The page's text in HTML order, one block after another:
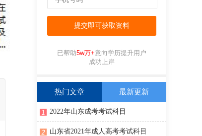
已帮助5w万+意向学历提升用户
成功上岸
热门文章 最新更新
2022年山东成考考试科目
山东省2021年成人高考考试科目